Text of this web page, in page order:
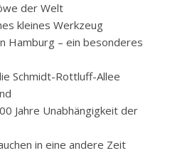
der Welt
kleines Werkzeug
Hamburg – ein besonderes
Schmidt-Rottluff-Allee
Jahre Unabhängigkeit der
in eine andere Zeit